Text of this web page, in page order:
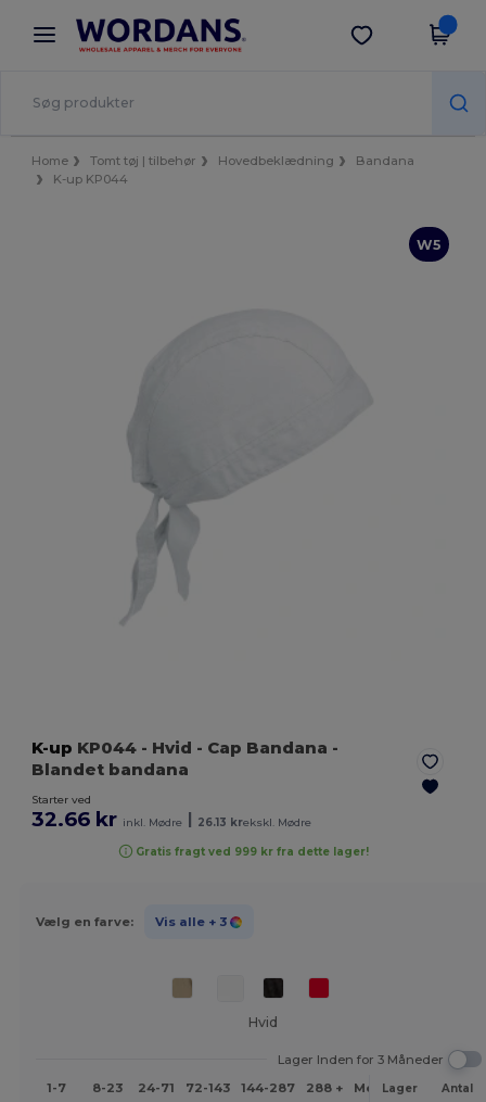
× Wordans-app
Bedre priser i appen!
Hent app
Home Tomt tøj | tilbehør Hovedbeklædning
Bandana
K-up KP044
W5
K-up KP044 - Hvid - Cap Bandana -
Blandet bandana
Starter ved
32.66 kr inkl. Mødre 26.13 krekskl. Mødre
Gratis fragt ved 999 kr fra dette lager!
Vælg en farve: Vis alle + 3
Hvid
Lager Inden for 3 Måneder
1-7
8-23 24-71 72-143 144-287 288 + MereLager Antal